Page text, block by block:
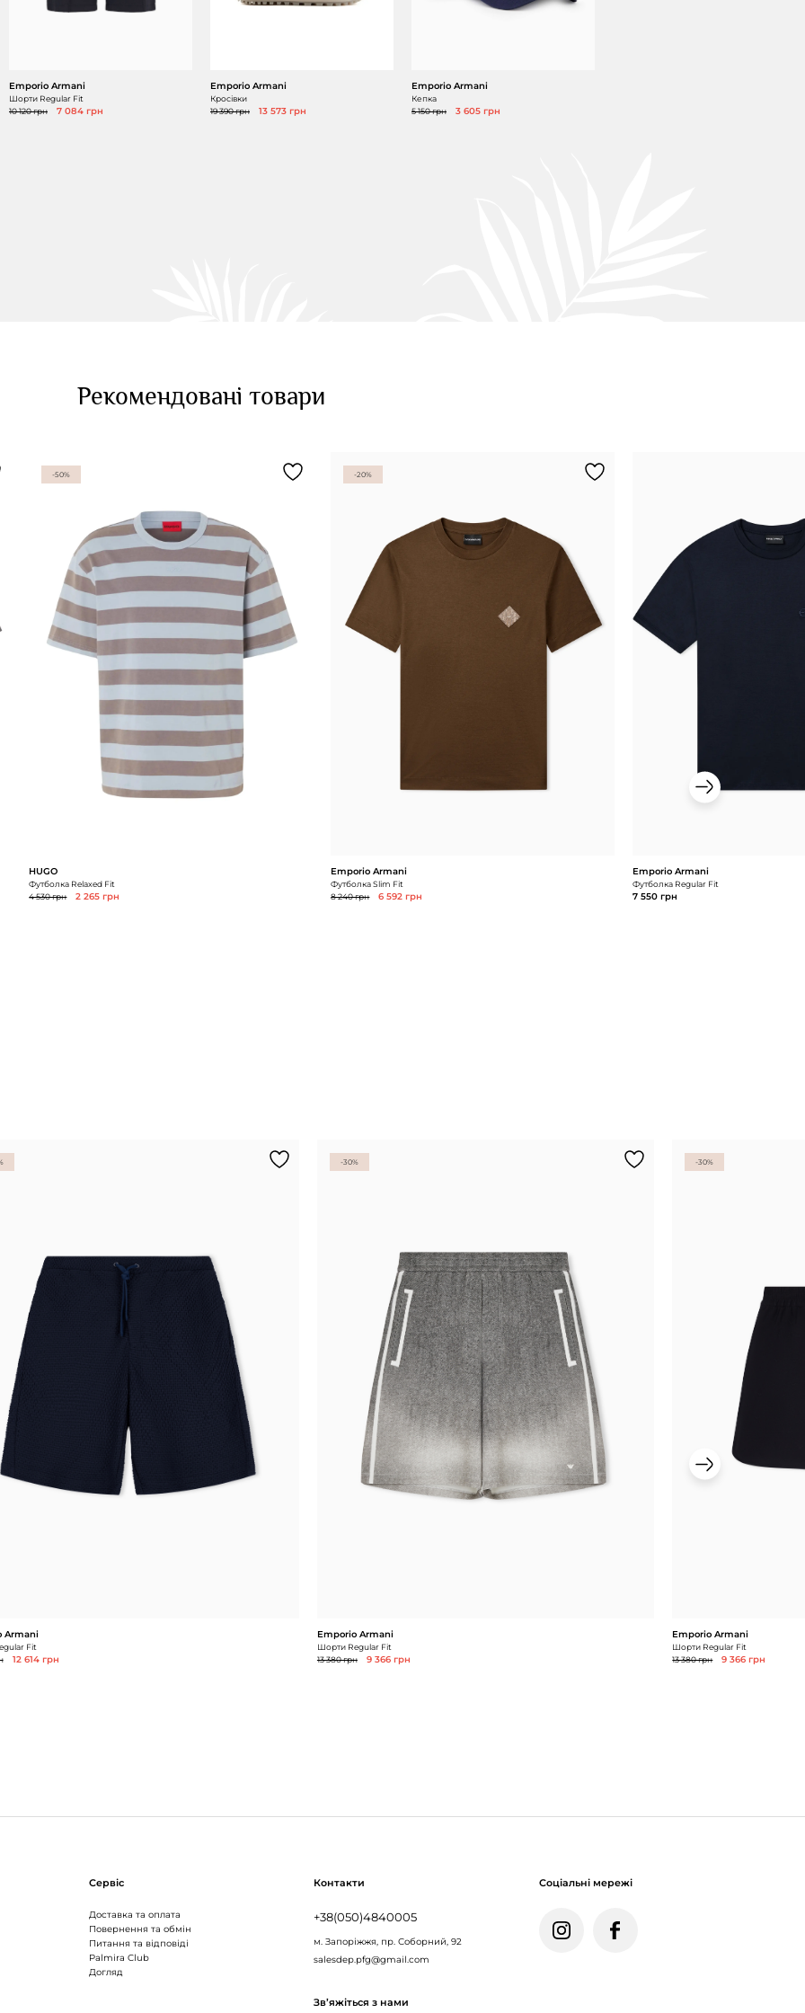
Emporio Armani
Шорти Regular Fit
10 120 грн
7 084 грн
Emporio Armani
Кросівки
19 390 грн
13 573 грн
Emporio Armani
Кепка
5 150 грн
3 605 грн
Рекомендовані товари
-50%
HUGO
Футболка Relaxed Fit
4 530 грн
2 265 грн
-20%
Emporio Armani
Футболка Slim Fit
8 240 грн
6 592 грн
Emporio Armani
Футболка Regular Fit
7 550 грн
Armani
Fit
12 614 грн
-30%
Emporio Armani
Шорти Regular Fit
13 380 грн
9 366 грн
-30%
Emporio Armani
Шорти Regular Fit
13 380 грн
9 366 грн
Сервіс
Доставка та оплата
Повернення та обмін
Питання та відповіді
Palmira Club
Догляд
Контакти
+38(050)4840005
м. Запоріжжя, пр. Соборний, 92
salesdep.pfg@gmail.com
Зв’яжіться з нами
Соціальні мережі